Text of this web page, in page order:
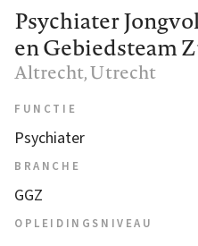
Psychiater
en Gebiedsteam
Altrecht, Utrecht
FUNCTIE
Psychiater
BRANCHE
GGZ
OPLEIDINGSNIVEAU